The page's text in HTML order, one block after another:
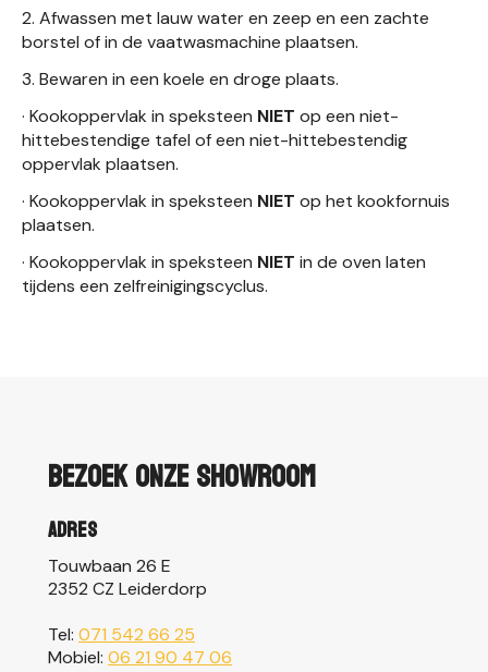
2. Afwassen met lauw water en zeep en een zachte
borstel of in de vaatwasmachine plaatsen.
3. Bewaren in een koele en droge plaats.
· Kookoppervlak in speksteen NIET op een niet-
hittebestendige tafel of een niet-hittebestendig
oppervlak plaatsen.
· Kookoppervlak in speksteen NIET op het kookfornuis
plaatsen.
· Kookoppervlak in speksteen NIET in de oven laten
tijdens een zelfreinigingscyclus.
Bezoek onze showroom
Adres
Touwbaan 26 E
2352 CZ Leiderdorp
Tel: 071 542 66 25
Mobiel: 06 21 90 47 06